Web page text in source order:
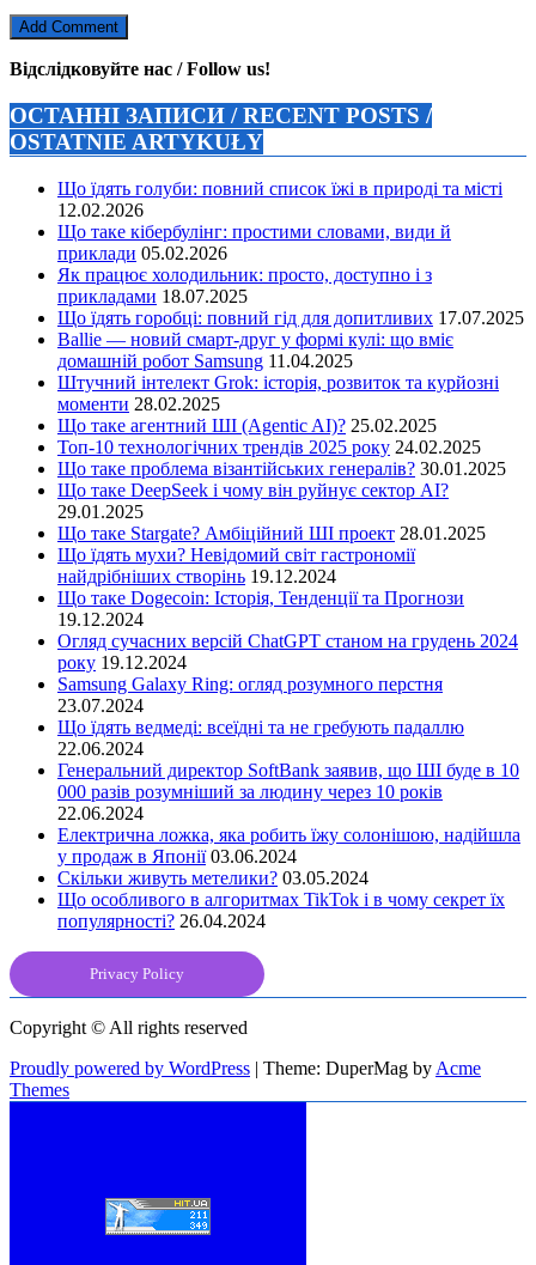
Відслідковуйте нас / Follow us!
ОСТАННІ ЗАПИСИ / RECENT POSTS /
OSTATNIE ARTYKUŁY
Що їдять голуби: повний список їжі в природі та місті
12.02.2026
Що таке кібербулінг: простими словами, види й
приклади 05.02.2026
Як працює холодильник: просто, доступно і з
прикладами 18.07.2025
Що їдять горобці: повний гід для допитливих 17.07.2025
Ballie — новий смарт-друг у формі кулі: що вміє
домашній робот Samsung 11.04.2025
Штучний інтелект Grok: історія, розвиток та курйозні
моменти 28.02.2025
Що таке агентний ШІ (Agentic AI)? 25.02.2025
Топ-10 технологічних трендів 2025 року 24.02.2025
Що таке проблема візантійських генералів? 30.01.2025
Що таке DeepSeek і чому він руйнує сектор АІ?
29.01.2025
Що таке Stargate? Амбіційний ШІ проект 28.01.2025
Що їдять мухи? Невідомий світ гастрономії
найдрібніших створінь 19.12.2024
Що таке Dogecoin: Історія, Тенденції та Прогнози
19.12.2024
Огляд сучасних версій ChatGPT станом на грудень 2024
року 19.12.2024
Samsung Galaxy Ring: огляд розумного перстня
23.07.2024
Що їдять ведмеді: всеїдні та не гребують падаллю
22.06.2024
Генеральний директор SoftBank заявив, що ШІ буде в 10
000 разів розумніший за людину через 10 років
22.06.2024
Електрична ложка, яка робить їжу солонішою, надійшла
у продаж в Японії 03.06.2024
Скільки живуть метелики? 03.05.2024
Що особливого в алгоритмах TikTok і в чому секрет їх
популярності? 26.04.2024
Privacy Policy
Copyright © All rights reserved
Proudly powered by WordPress | Theme: DuperMag by Acme
Themes